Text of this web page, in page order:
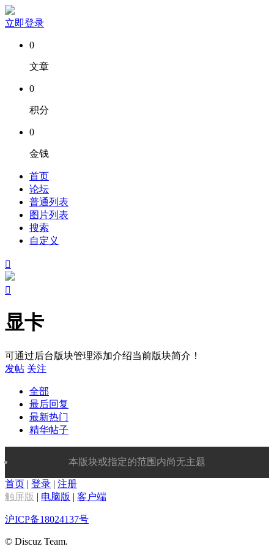
立即登录
0
文章
0
积分
0
金钱
首页
论坛
普通列表
图片列表
搜索
自定义


显卡
可通过后台版块管理添加介绍当前版块简介！
发帖 关注
全部
最后回复
最新热门
精华帖子
本版块或指定的范围内尚无主题
首页 | 登录 | 注册
触屏版 | 电脑版 | 客户端
沪ICP备18024137号
© Discuz Team.